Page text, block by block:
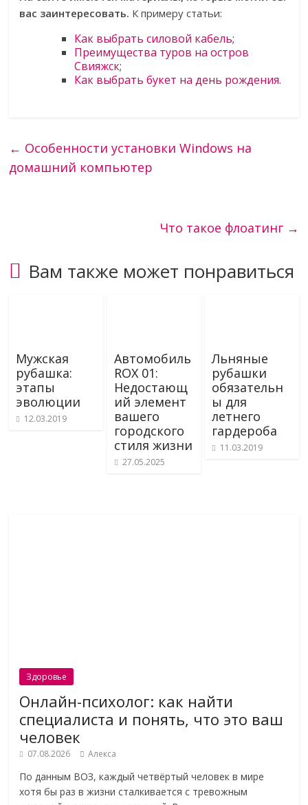
вас заинтересовать. К примеру статьи:
Как выбрать силовой кабель;
Преимущества туров на остров
Свияжск;
Как выбрать букет на день рождения.
← Особенности установки Windows на
домашний компьютер
Что такое флоатинг →
Вам также может понравиться
Мужская
рубашка:
этапы
эволюции
12.03.2019
Автомобиль
ROX 01:
Недостающ
ий элемент
вашего
городского
стиля жизни
27.05.2025
Льняные
рубашки
обязательн
ы для
летнего
гардероба
11.03.2019
Здоровье
Онлайн-психолог: как найти
специалиста и понять, что это ваш
человек
07.08.2026 Алекса
По данным ВОЗ, каждый четвёртый человек в мире
хотя бы раз в жизни сталкивается с тревожным